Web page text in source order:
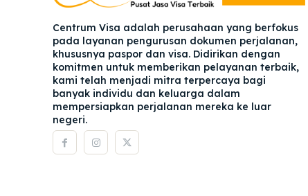
Centrum Visa adalah perusahaan yang berfokus
pada layanan pengurusan dokumen perjalanan,
khususnya paspor dan visa. Didirikan dengan
komitmen untuk memberikan pelayanan terbaik,
kami telah menjadi mitra terpercaya bagi
banyak individu dan keluarga dalam
mempersiapkan perjalanan mereka ke luar
negeri.